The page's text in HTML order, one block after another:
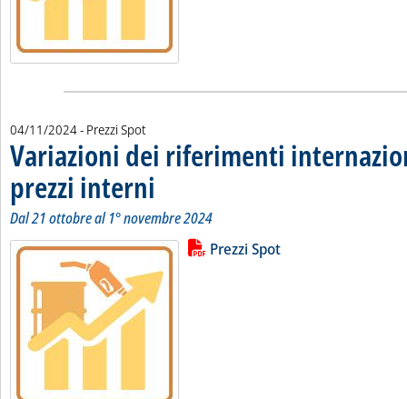
04/11/2024- Prezzi Spot
Variazioni dei riferimenti
prezzi interni
Dal 21 ottobre al 1° novembre 2024
Leggi tutta la notizia:
Lista allegati PDF alla notizia
Prezzi Spot